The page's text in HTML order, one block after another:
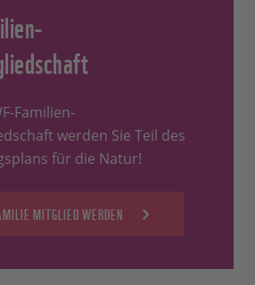
Familien-
werden Sie Teil des
für die Natur!
MITGLIED WERDEN